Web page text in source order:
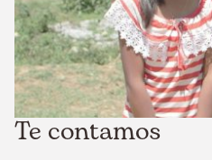
Te contamos